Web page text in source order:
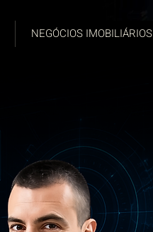
NEGÓCIOS IMOBILIÁRIOS